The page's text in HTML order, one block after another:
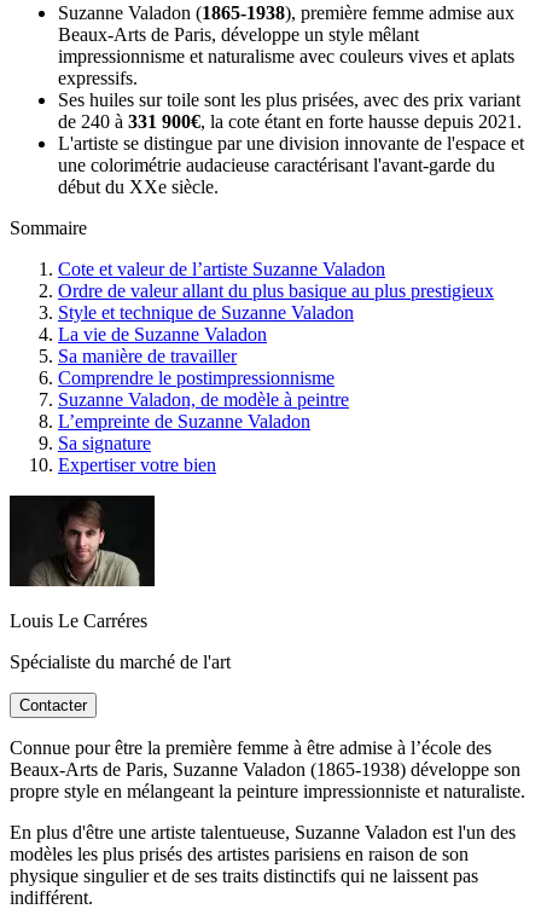
Suzanne Valadon (1865-1938), première femme admise aux
Beaux-Arts de Paris, développe un style mêlant
impressionnisme et naturalisme avec couleurs vives et aplats
expressifs.
Ses huiles sur toile sont les plus prisées, avec des prix variant
de 240 à 331 900€, la cote étant en forte hausse depuis 2021.
L'artiste se distingue par une division innovante de l'espace et
une colorimétrie audacieuse caractérisant l'avant-garde du
début du XXe siècle.
Sommaire
Cote et valeur de l’artiste Suzanne Valadon
Ordre de valeur allant du plus basique au plus prestigieux
Style et technique de Suzanne Valadon
La vie de Suzanne Valadon
Sa manière de travailler
Comprendre le postimpressionnisme
Suzanne Valadon, de modèle à peintre
L’empreinte de Suzanne Valadon
Sa signature
Expertiser votre bien
Louis Le Carréres
Spécialiste du marché de l'art
Contacter
Connue pour être la première femme à être admise à l’école des
Beaux-Arts de Paris, Suzanne Valadon (1865-1938) développe son
propre style en mélangeant la peinture impressionniste et naturaliste.
En plus d'être une artiste talentueuse, Suzanne Valadon est l'un des
modèles les plus prisés des artistes parisiens en raison de son
physique singulier et de ses traits distinctifs qui ne laissent pas
indifférent.